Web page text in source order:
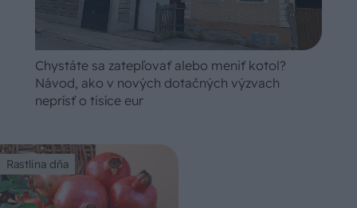
Chystáte sa zatepľovať alebo meniť kotol?
Návod, ako v nových dotačných výzvach
neprísť o tisíce eur
Rastlina dňa